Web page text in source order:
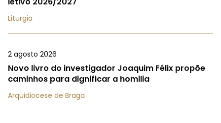
Liturgia
2 agosto 2026
Novo livro do investigador Joaquim Félix propõe
caminhos para dignificar a homilia
Arquidiocese de Braga